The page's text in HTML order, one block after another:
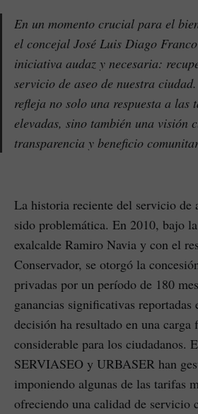
En un momento crucial para el
el concejal José Luis Diago
iniciativa audaz y necesaria:
servicio de aseo de nuestra
refleja no solo una respuesta a las
elevadas, sino también una visión
transparencia y beneficio
La historia reciente del servicio de
sido problemática. En 2010, bajo
exalcalde Ramiro Navia y con el
Conservador, se otorgó la
privadas por un período de 180
ganancias significativas reportadas
decisión ha resultado en una carga
considerable para los ciudadanos.
SERVIASEO y URBASER han
imponiendo algunas de las tarifas
ofreciendo una calidad de servicio